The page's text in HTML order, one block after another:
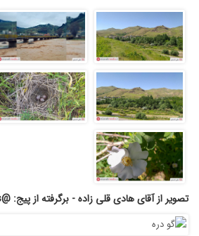
تصویر از آقای هادی قلی زاده - برگرفته از پیج: @miyaneh.images